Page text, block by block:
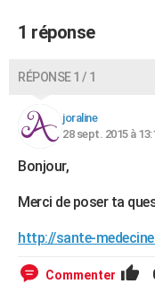
Carte de Noël
Carte Bonne année
Carte Saint-Valentin
Carte Pâques
Carte d'anniversaire
DICTIONNAIRE
S'inscrire
Se connecter
Lycées
Collèges
Primaires
Universités
Entreprises
Service militaire
Avis de recherche
AVIS DE DÉCÈS
FORUM
Bricolage
Lifestyle
Culture
Sport
Auto
Television
Voyage
Cinema
1 réponse
RÉPONSE 1 / 1
joraline
28 sept. 2015 à
Bonjour,
Merci de poser ta
http://sante-
Commenter